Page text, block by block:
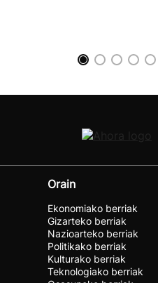
Orain
Ekonomiako berriak
Gizarteko berriak
Nazioarteko berriak
Politikako berriak
Kulturako berriak
Teknologiako berriak